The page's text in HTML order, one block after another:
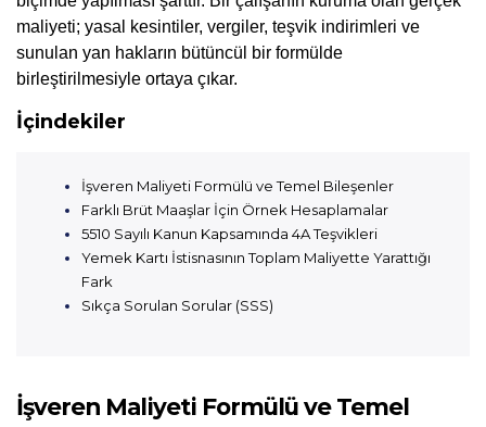
maliyeti; yasal kesintiler, vergiler, teşvik indirimleri ve
sunulan yan hakların bütüncül bir formülde
birleştirilmesiyle ortaya çıkar.
İçindekiler
İşveren Maliyeti Formülü ve Temel Bileşenler
Farklı Brüt Maaşlar İçin Örnek Hesaplamalar
5510 Sayılı Kanun Kapsamında 4A Teşvikleri
Yemek Kartı İstisnasının Toplam Maliyette Yarattığı
Fark
Sıkça Sorulan Sorular (SSS)
İşveren Maliyeti Formülü ve Temel